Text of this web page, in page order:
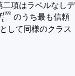
二項はラベルなしデ
i
′m のうち最も信頼
として同様のクラス